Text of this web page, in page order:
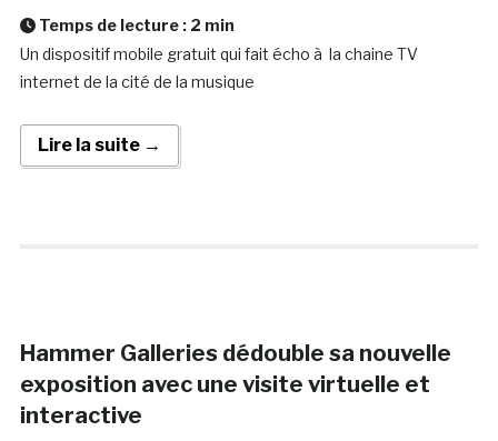
Temps de lecture : 2 min
Un dispositif mobile gratuit qui fait écho à la chaine TV
internet de la cité de la musique
Lire la suite →
Hammer Galleries dédouble sa nouvelle
exposition avec une visite virtuelle et
interactive